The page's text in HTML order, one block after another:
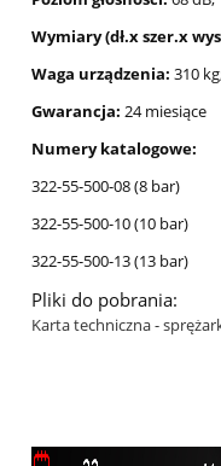
Wymiary (dł.x szer.x
Waga urządzenia: 310
Gwarancja: 24 miesiące
Numery katalogowe:
322-55-500-08 (8 bar)
322-55-500-10 (10 bar)
322-55-500-13 (13 bar)
Pliki do pobrania:
Karta techniczna -